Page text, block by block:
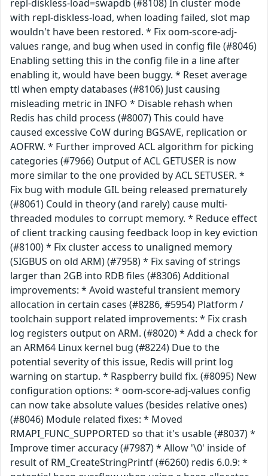
repl-diskless-load=swapdb (#8108) In cluster mode
with repl-diskless-load, when loading failed, slot map
wouldn't have been restored. * Fix oom-score-adj-
values range, and bug when used in config file (#8046)
Enabling setting this in the config file in a line after
enabling it, would have been buggy. * Reset average
ttl when empty databases (#8106) Just causing
misleading metric in INFO * Disable rehash when
Redis has child process (#8007) This could have
caused excessive CoW during BGSAVE, replication or
AOFRW. * Further improved ACL algorithm for picking
categories (#7966) Output of ACL GETUSER is now
more similar to the one provided by ACL SETUSER. *
Fix bug with module GIL being released prematurely
(#8061) Could in theory (and rarely) cause multi-
threaded modules to corrupt memory. * Reduce effect
of client tracking causing feedback loop in key eviction
(#8100) * Fix cluster access to unaligned memory
(SIGBUS on old ARM) (#7958) * Fix saving of strings
larger than 2GB into RDB files (#8306) Additional
improvements: * Avoid wasteful transient memory
allocation in certain cases (#8286, #5954) Platform /
toolchain support related improvements: * Fix crash
log registers output on ARM. (#8020) * Add a check for
an ARM64 Linux kernel bug (#8224) Due to the
potential severity of this issue, Redis will print log
warning on startup. * Raspberry build fix. (#8095) New
configuration options: * oom-score-adj-values config
can now take absolute values (besides relative ones)
(#8046) Module related fixes: * Moved
RMAPI_FUNC_SUPPORTED so that it's usable (#8037) *
Improve timer accuracy (#7987) * Allow '\0' inside of
result of RM_CreateStringPrintf (#6260) redis 6.0.9: *